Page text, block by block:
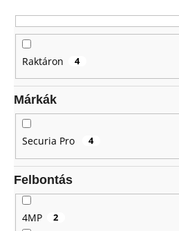
d
e
s
e
Raktáron 4
Márkák
Securia Pro 4
Felbontás
4MP 2
á
n
l
k